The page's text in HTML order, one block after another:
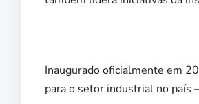
Inaugurado oficialmente em
para o setor industrial no país